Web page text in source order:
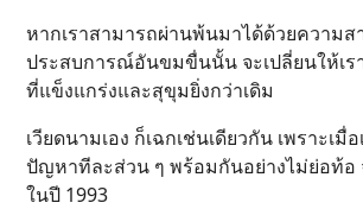
หากเราสามารถผ่านพ้นมาได้ด้วยความส
ประสบการณ์อันขมขื่นนั้น จะเปลี่ยนให้เร
ที่แข็งแกร่งและสุขุมยิ่งกว่าเดิม
เวียดนามเอง ก็เฉกเช่นเดียวกัน เพราะเมื่
ปัญหาทีละส่วน ๆ พร้อมกันอย่างไม่ย่อท้อ
ในปี 1993